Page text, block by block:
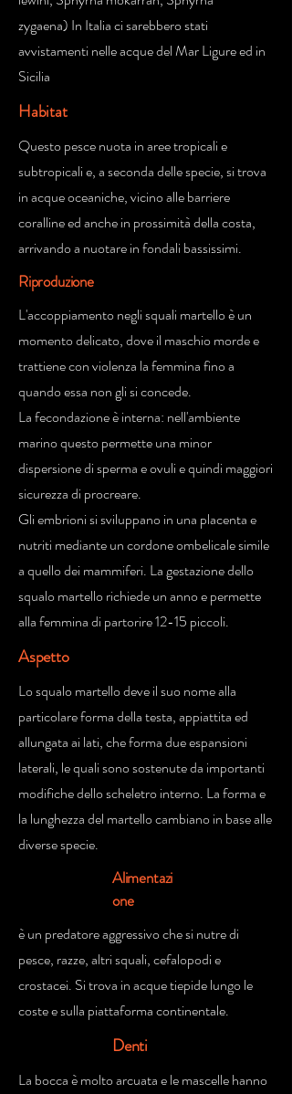
zygaena) In Italia ci sarebbero stati
avvistamenti nelle acque del Mar Ligure ed in
Sicilia
Habitat
Questo pesce nuota in aree tropicali e
subtropicali e, a seconda delle specie, si trova
in acque oceaniche, vicino alle barriere
coralline ed anche in prossimità della costa,
arrivando a nuotare in fondali bassissimi.
Riproduzione
L'accoppiamento negli squali martello è un
momento delicato, dove il maschio morde e
trattiene con violenza la femmina fino a
quando essa non gli si concede.
La fecondazione è interna: nell'ambiente
marino questo permette una minor
dispersione di sperma e ovuli e quindi maggiori
sicurezza di procreare.
Gli embrioni si sviluppano in una placenta e
nutriti mediante un cordone ombelicale simile
a quello dei mammiferi. La gestazione dello
squalo martello richiede un anno e permette
alla femmina di partorire 12-15 piccoli.
Aspetto
Lo squalo martello deve il suo nome alla
particolare forma della testa, appiattita ed
allungata ai lati, che forma due espansioni
laterali, le quali sono sostenute da importanti
modifiche dello scheletro interno. La forma e
la lunghezza del martello cambiano in base alle
diverse specie.
Alimentazi
one
è un predatore aggressivo che si nutre di
pesce, razze, altri squali, cefalopodi e
crostacei. Si trova in acque tiepide lungo le
coste e sulla piattaforma continentale.
Denti
La bocca è molto arcuata e le mascelle hanno